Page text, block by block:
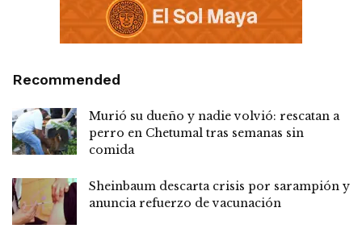
Recommended
Murió su dueño y nadie volvió: rescatan a
perro en Chetumal tras semanas sin
comida
Sheinbaum descarta crisis por sarampión y
anuncia refuerzo de vacunación